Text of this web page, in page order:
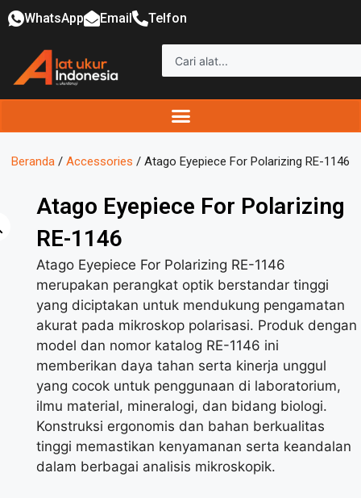
WhatsApp Email Telfon
Beranda / Accessories / Atago Eyepiece For Polarizing RE-1146
Atago Eyepiece For Polarizing
RE-1146
Atago Eyepiece For Polarizing RE-1146
merupakan perangkat optik berstandar tinggi
yang diciptakan untuk mendukung pengamatan
akurat pada mikroskop polarisasi. Produk dengan
model dan nomor katalog RE-1146 ini
memberikan daya tahan serta kinerja unggul
yang cocok untuk penggunaan di laboratorium,
ilmu material, mineralogi, dan bidang biologi.
Konstruksi ergonomis dan bahan berkualitas
tinggi memastikan kenyamanan serta keandalan
dalam berbagai analisis mikroskopik.